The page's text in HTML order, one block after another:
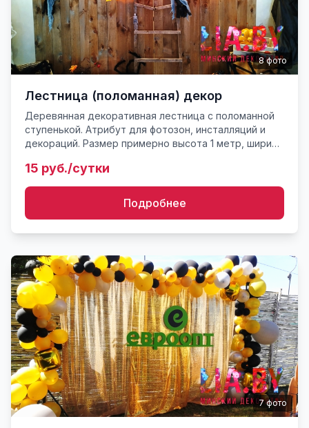
8фото
Лестница (поломанная) декор
Деревянная декоративная лестница с поломанной
ступенькой. Атрибут для фотозон, инсталляций и
декораций. Размер примерно высота 1 метр, ширина
15 руб./сутки
Подробнее
7фото